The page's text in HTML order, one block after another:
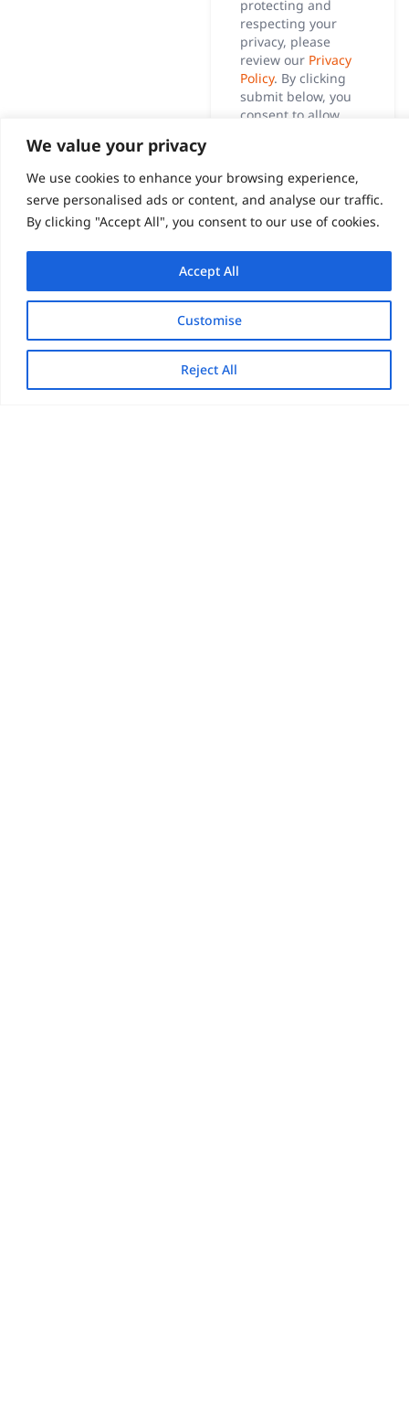
We value your privacy
We use cookies to enhance your browsing experience,
serve personalised ads or content, and analyse our traffic.
By clicking "Accept All", you consent to our use of cookies.
Customise
Reject All
Accept All
protecting and
respecting your
privacy, please
review our Privacy
Policy. By clicking
submit below, you
consent to allow
personal
information
submitted above to
provide you the